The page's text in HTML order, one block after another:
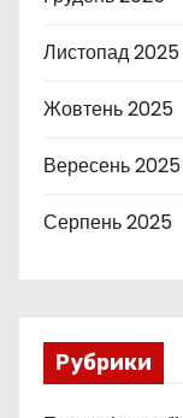
Листопад 2025
Жовтень 2025
Вересень 2025
Серпень 2025
Рубрики